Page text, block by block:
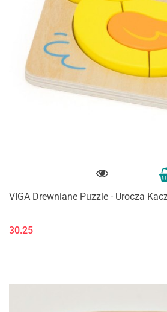
VIGA Drewniane Puzzle - Urocza
30.25